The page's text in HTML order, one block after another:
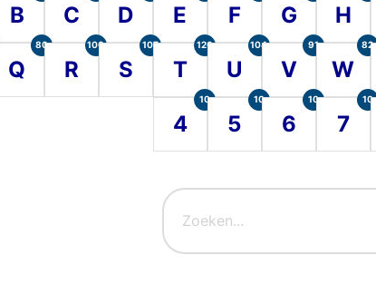
B C D E F G H
Q
80
R
100
S
107
T
120
U
104
V
91
W
82
4
10
5
10
6
10
7
10